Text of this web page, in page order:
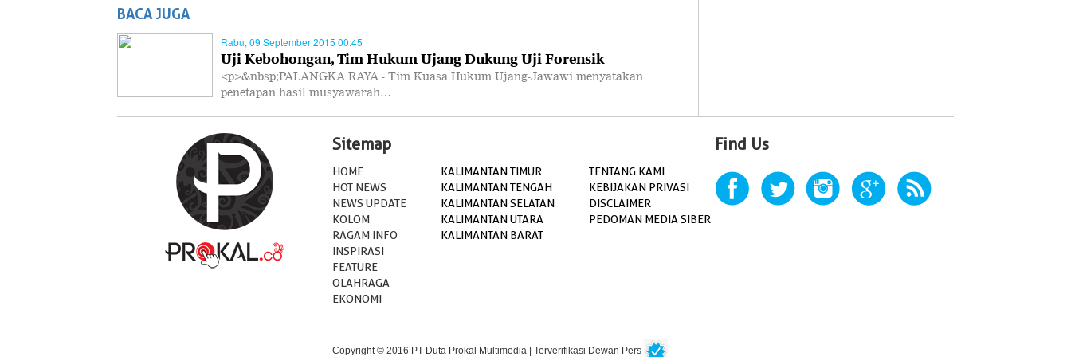
BACA JUGA
Rabu, 09 September 2015 00:45
Uji Kebohongan, Tim Hukum Ujang Dukung Uji Forensik
<p>&nbsp;PALANGKA RAYA - Tim Kuasa Hukum Ujang-Jawawi menyatakan
penetapan hasil musyawarah…
Sitemap
HOME
HOT NEWS
NEWS UPDATE
KOLOM
RAGAM INFO
INSPIRASI
FEATURE
OLAHRAGA
EKONOMI
KALIMANTAN TIMUR
KALIMANTAN TENGAH
KALIMANTAN SELATAN
KALIMANTAN UTARA
KALIMANTAN BARAT
TENTANG KAMI
KEBIJAKAN PRIVASI
DISCLAIMER
PEDOMAN MEDIA SIBER
Find Us
Copyright © 2016 PT Duta Prokal Multimedia | Terverifikasi Dewan Pers